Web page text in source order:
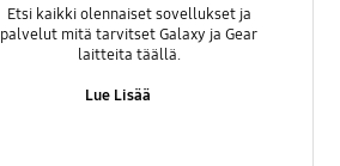
Etsi kaikki olennaiset sovellukset ja
palvelut mitä tarvitset Galaxy ja Gear
laitteita täällä.
Lue Lisää